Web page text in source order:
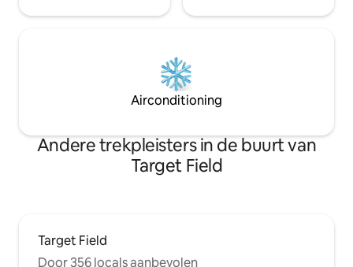
Airconditioning
Andere trekpleisters in de buurt van
Target Field
Target Field
Door 356 locals aanbevolen